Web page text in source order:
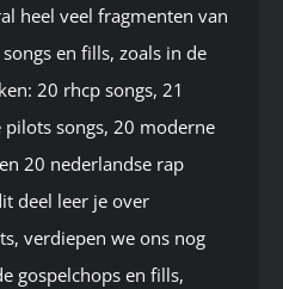
heel veel fragmenten van
en fills, zoals in de
20 rhcp songs, 21
songs, 20 moderne
20 nederlandse rap
deel leer je over
verdiepen we ons nog
gospelchops en fills,